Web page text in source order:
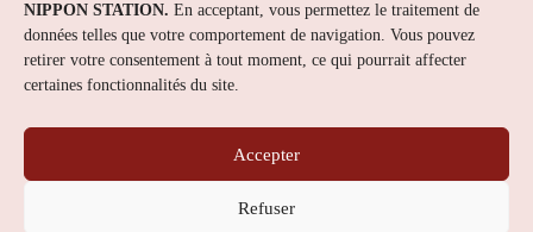
NIPPON STATION. En acceptant, vous permettez le traitement de
données telles que votre comportement de navigation. Vous pouvez
retirer votre consentement à tout moment, ce qui pourrait affecter
certaines fonctionnalités du site.
Accepter
Refuser
À propos
FAQs
Contact